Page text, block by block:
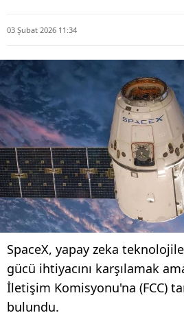
03 Şubat 2026 11:34
SpaceX, yapay zeka
gücü ihtiyacını karşılamak
İletişim Komisyonu'na (FCC)
bulundu.